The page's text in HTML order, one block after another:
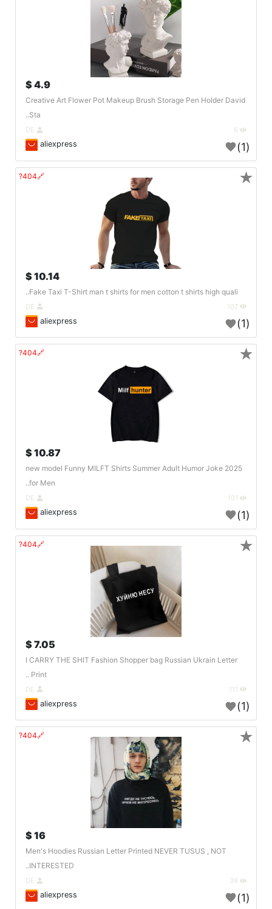
4.9 $
Creative Art Flower Pot Makeup Brush Storage Pen Holder David
Sta..
aliexpress (1)
🔗404?
10.14 $
Fake Taxi T-Shirt man t shirts for men cotton t shirts high quali..
aliexpress (1)
★
🔗404?
10.87 $
2025 new model Funny MILFT Shirts Summer Adult Humor Joke
for Men..
aliexpress (1)
★
🔗404?
7.05 $
I CARRY THE SHIT Fashion Shopper bag Russian Ukrain Letter
Print ..
aliexpress (1)
★
🔗404?
16 $
Men's Hoodies Russian Letter Printed NEVER TUSUS , NOT
INTERESTED..
aliexpress (1)
★